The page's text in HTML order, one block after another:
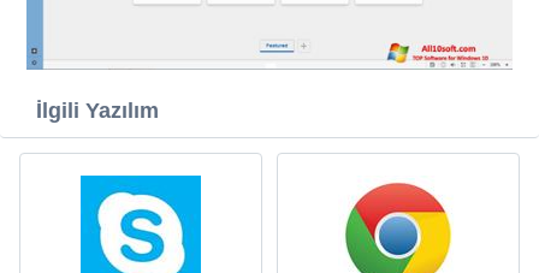
İlgili Yazılım